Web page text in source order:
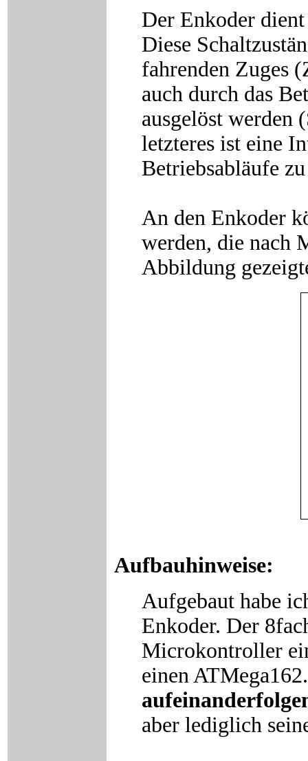
Der Enkoder
Diese
fahrenden Zuges
auch durch das
ausgelöst
letzteres ist eine
Betriebsabläufe
An den Enkoder
werden, die nach
Abbildung
Aufbauhinweise:
Aufgebaut habe
Enkoder. Der
Microkontroller
einen
aber lediglich